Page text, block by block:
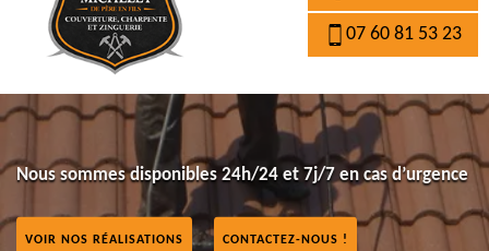
07 60 81 53 23
Nous sommes disponibles 24h/24 et 7j/7 en cas d’urgence
VOIR NOS RÉALISATIONS CONTACTEZ-NOUS !